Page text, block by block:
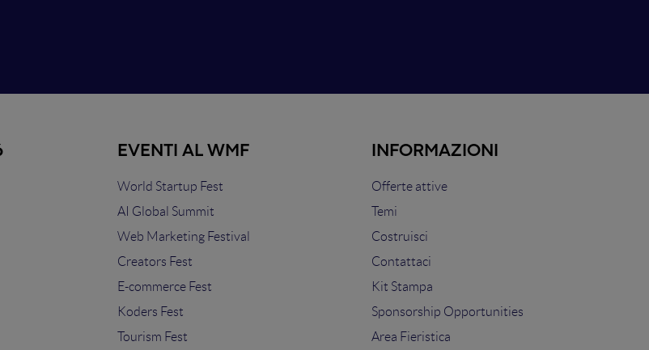
EVENTI AL WMF
World Startup Fest
AI Global Summit
Web Marketing Festival
Creators Fest
E-commerce Fest
Koders Fest
Tourism Fest
INFORMAZIONI
Offerte attive
Temi
Costruisci
Contattaci
Kit Stampa
Sponsorship Opportunities
Area Fieristica